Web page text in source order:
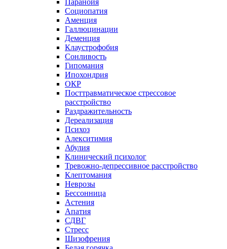
Паранойя
Социопатия
Аменция
Галлюцинации
Деменция
Клаустрофобия
Сонливость
Гипомания
Ипохондрия
ОКР
Посттравматическое стрессовое
расстройство
Раздражительность
Дереализация
Психоз
Алекситимия
Абулия
Клинический психолог
Тревожно-депрессивное расстройство
Клептомания
Неврозы
Бессонница
Астения
Апатия
СДВГ
Стресс
Шизофрения